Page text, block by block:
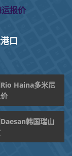
报价
口
Haina多米尼
韩国瑞山